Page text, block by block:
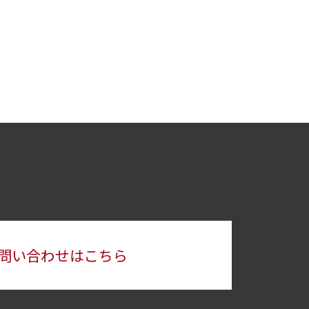
い合わせはこちら